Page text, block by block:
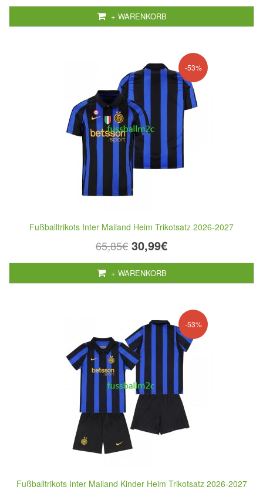
+ WARENKORB
-53%
Fußballtrikots Inter Mailand Heim Trikotsatz 2026-2027
65,85€ 30,99€
+ WARENKORB
-53%
Fußballtrikots Inter Mailand Kinder Heim Trikotsatz 2026-2027